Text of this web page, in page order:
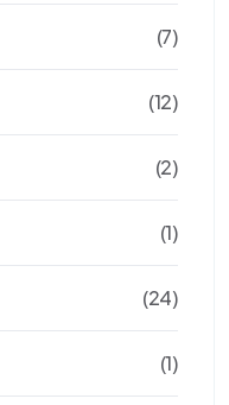
(7)
(12)
(2)
(1)
(24)
(1)